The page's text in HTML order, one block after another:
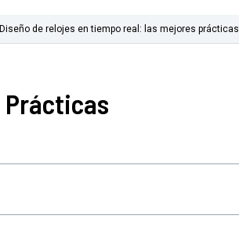
Diseño de relojes en tiempo real: las mejores prácticas
Prácticas